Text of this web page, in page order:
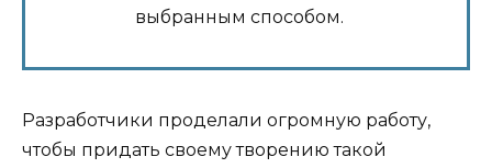
выбранным способом.
Разработчики проделали огромную работу,
чтобы придать своему творению такой